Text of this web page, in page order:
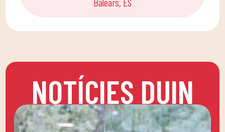
NOTÍCIES DUIN